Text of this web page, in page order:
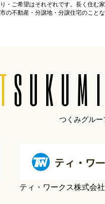
・ご希望はそれぞれです。長く住む
の不動産・分譲地・分譲住宅のこと
TSUKUMI
つくみグルー
ティ・ワークス株式会